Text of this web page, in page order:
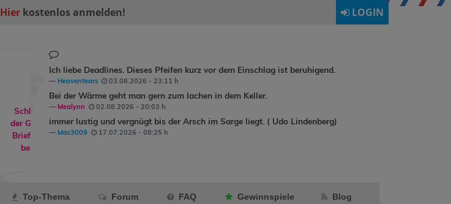
Hier kostenlos anmelden! LOGIN
Schlafdohle ist
der Gruppe* Das
Brieffreundsch...
beigetreten.
buchreisendehat
Ich liebe Deadlines. Dieses Pfeifen kurz vor dem Einschlag ist beruhigend.
Heaventears 03.08.2026 - 23:11 h
Bei der Wärme geht man gern zum lachen in dem Keller.
Mealynn 02.08.2026 - 20:03 h
immer lustig und vergnügt bis der Arsch im Sarge liegt. ( Udo Lindenberg)
Mac3009 17.07.2026 - 08:25 h
Top-Thema Forum FAQ Gewinnspiele Blog